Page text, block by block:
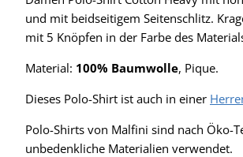
und mit beidseitigem Seitenschlitz.
mit 5 Knöpfen in der Farbe des
Material: 100% Baumwolle, Pique.
Dieses Polo-Shirt ist auch in einer
Polo-Shirts von Malfini sind nach Öko-
unbedenkliche Materialien verwendet.